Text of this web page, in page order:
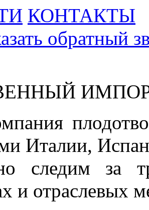
КОНТАКТЫ
обратный
Италии,
следим за
и отраслевых